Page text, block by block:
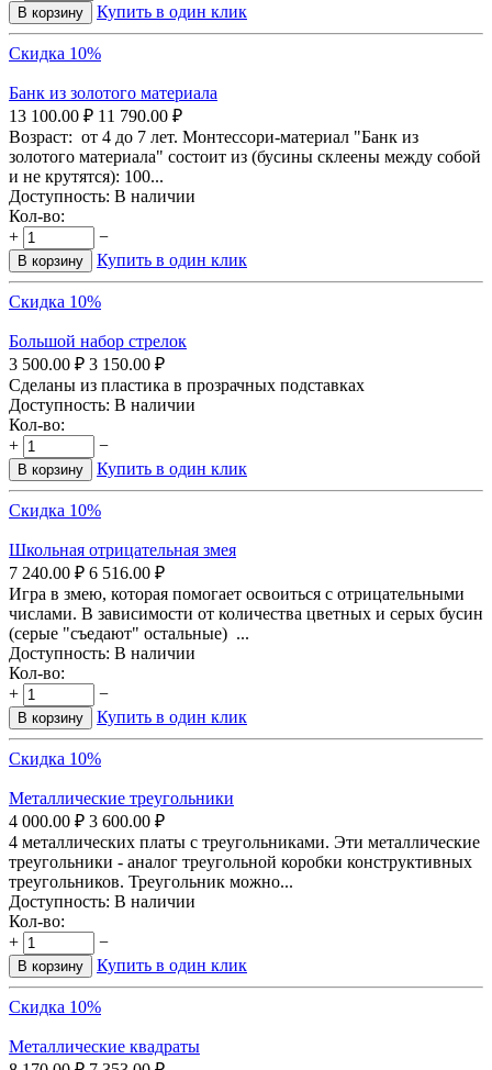
В корзину Купить в один клик
Скидка 10%
Банк из золотого материала
13 100.00 ₽ 11 790.00 ₽
Возраст: от 4 до 7 лет. Монтессори-материал "Банк из
золотого материала" состоит из (бусины склеены между собой
и не крутятся): 100...
Доступность: В наличии
Кол-во:
+
−
В корзину Купить в один клик
Скидка 10%
Большой набор стрелок
3 500.00 ₽ 3 150.00 ₽
Сделаны из пластика в прозрачных подставках
Доступность: В наличии
Кол-во:
+
−
В корзину Купить в один клик
Скидка 10%
Школьная отрицательная змея
7 240.00 ₽ 6 516.00 ₽
Игра в змею, которая помогает освоиться с отрицательными
числами. В зависимости от количества цветных и серых бусин
(серые "съедают" остальные) ...
Доступность: В наличии
Кол-во:
+
−
В корзину Купить в один клик
Скидка 10%
Металлические треугольники
4 000.00 ₽ 3 600.00 ₽
4 металлических платы с треугольниками. Эти металлические
треугольники - аналог треугольной коробки конструктивных
треугольников. Треугольник можно...
Доступность: В наличии
Кол-во:
+
−
В корзину Купить в один клик
Скидка 10%
Металлические квадраты